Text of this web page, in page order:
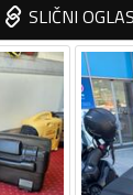
SLIČNI